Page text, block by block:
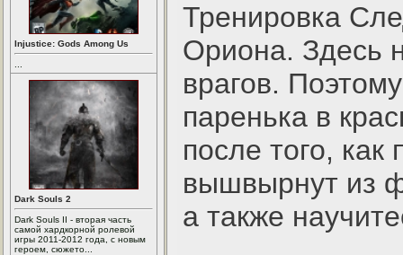
Injustice: Gods Among Us
Dark Souls 2
Dark Souls II - вторая часть
самой хардкорной ролевой
игры 2011-2012 года, с новым
героем, сюжето...
Тренировка
Ориона. Здесь
врагов.
паренька в
после того,
вышвырнут из
а также